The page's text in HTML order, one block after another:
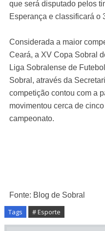
que será disputado pelos
Esperança e classificará o
Considerada a maior
Ceará, a XV Copa Sobral
Liga Sobralense de
Sobral, através da
competição contou com a
movimentou cerca de
campeonato.
Fonte: Blog de Sobral
Tags # Esporte